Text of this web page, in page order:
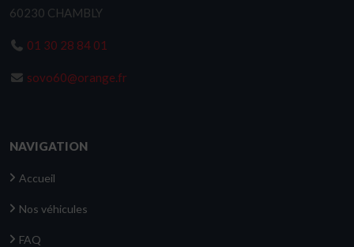
60230 CHAMBLY
01 30 28 84 01
sovo60@orange.fr
NAVIGATION
Accueil
Nos véhicules
FAQ